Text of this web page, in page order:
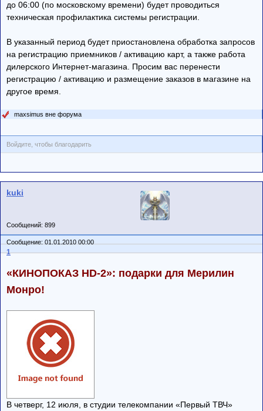
до 06:00 (по московскому времени) будет проводиться
техническая профилактика системы регистрации.
В указанный период будет приостановлена обработка запросов
на регистрацию приемников / активацию карт, а также работа
дилерского Интернет-магазина. Просим вас перенести
регистрацию / активацию и размещение заказов в магазине на
другое время.
maxsimus вне форума
Войдите, чтобы благодарить
kuki
Сообщений: 899
Сообщение: 01.01.2010 00:00
1
«КИНОПОКАЗ HD-2»: подарки для Мерилин
Монро!
В четверг, 12 июля, в студии телекомпании «Первый ТВЧ»